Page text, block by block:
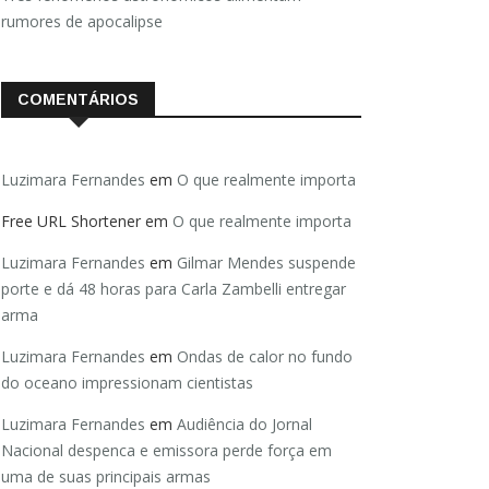
rumores de apocalipse
COMENTÁRIOS
Luzimara Fernandes em O que realmente importa
Free URL Shortener em O que realmente importa
Luzimara Fernandes em Gilmar Mendes suspende
porte e dá 48 horas para Carla Zambelli entregar
arma
Luzimara Fernandes em Ondas de calor no fundo
do oceano impressionam cientistas
Luzimara Fernandes em Audiência do Jornal
Nacional despenca e emissora perde força em
uma de suas principais armas